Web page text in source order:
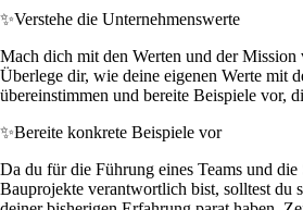
✨Verstehe die Unternehmenswerte
Mach dich mit den Werten und der Mission
Überlege dir, wie deine eigenen Werte mit
übereinstimmen und bereite Beispiele vor,
✨Bereite konkrete Beispiele vor
Da du für die Führung eines Teams und
Bauprojekte verantwortlich bist, solltest du